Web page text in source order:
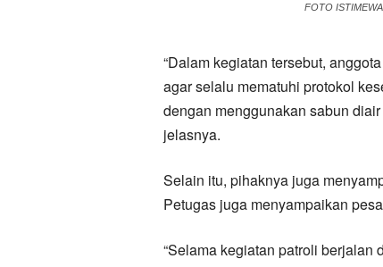
FOTO
“Dalam kegiatan tersebut,
agar selalu mematuhi protokol
dengan menggunakan sabun
jelasnya.
Selain itu, pihaknya juga
Petugas juga menyampaikan
“Selama kegiatan patroli berjalan